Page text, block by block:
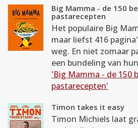
Big Mamma - de 150
pastarecepten
Het populaire Big
maar liefst 416
weg. En niet zomaar
een bundeling van
'Big Mamma - de 150
pastarecepten'
Timon takes it easy
Timon Michiels laat